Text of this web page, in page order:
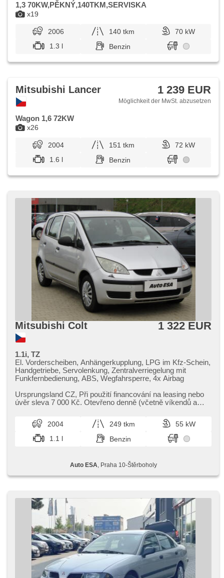
x19
1,3 70KW,PĚKNÝ,140TKM,SERVISKA
2006 140 tkm
70 kW
1.3 l
Benzin
x26
Mitsubishi Lancer 1 239 EUR
Möglichkeit der MwSt. abzusetzen
Wagon 1,6 72KW
2004 151 tkm
72 kW
1.6 l
Benzin
Mitsubishi Colt 1 322 EUR
1.1i, TZ
El. Vorderscheiben, Anhängerkupplung, LPG im Kfz-Schein,
Handgetriebe, Servolenkung, Zentralverriegelung mit
Funkfernbedienung, ABS, Wegfahrsperre, 4x Airbag
Ursprungsland CZ,​ Při použití financování na leasing nebo
úvěr sleva 7 000 Kč. Otevřeno denně (včetně víkendů a
2004 249 tkm
55 kW
1.1 l
Benzin
Auto ESA , Praha 10-Štěrboholy